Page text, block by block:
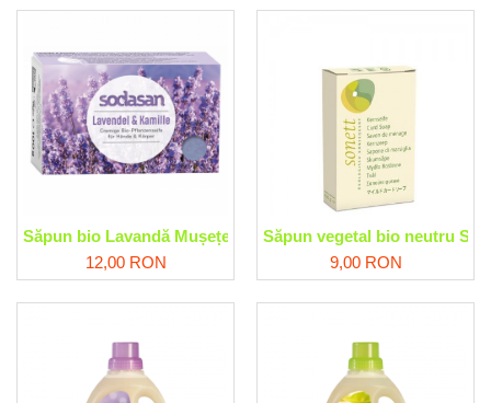
Săpun bio Lavandă Mușețel Sodasan
12,00 RON
Săpun vegetal bio neutru
9,00 RON